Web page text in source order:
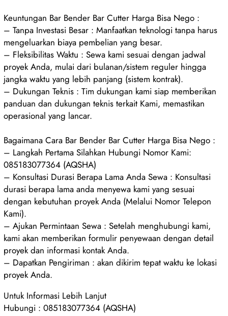
Keuntungan Bar Bender Bar Cutter Harga Bisa Nego :
– Tanpa Investasi Besar : Manfaatkan teknologi tanpa harus
mengeluarkan biaya pembelian yang besar.
– Fleksibilitas Waktu : Sewa kami sesuai dengan jadwal
proyek Anda, mulai dari bulanan/sistem reguler hingga
jangka waktu yang lebih panjang (sistem kontrak).
– Dukungan Teknis : Tim dukungan kami siap memberikan
panduan dan dukungan teknis terkait Kami, memastikan
operasional yang lancar.
Bagaimana Cara Bar Bender Bar Cutter Harga Bisa Nego :
– Langkah Pertama Silahkan Hubungi Nomor Kami:
085183077364 (AQSHA)
– Konsultasi Durasi Berapa Lama Anda Sewa : Konsultasi
durasi berapa lama anda menyewa kami yang sesuai
dengan kebutuhan proyek Anda (Melalui Nomor Telepon
Kami).
– Ajukan Permintaan Sewa : Setelah menghubungi kami,
kami akan memberikan formulir penyewaan dengan detail
proyek dan informasi kontak Anda.
– Dapatkan Pengiriman : akan dikirim tepat waktu ke lokasi
proyek Anda.
Untuk Informasi Lebih Lanjut
Hubungi : 085183077364 (AQSHA)